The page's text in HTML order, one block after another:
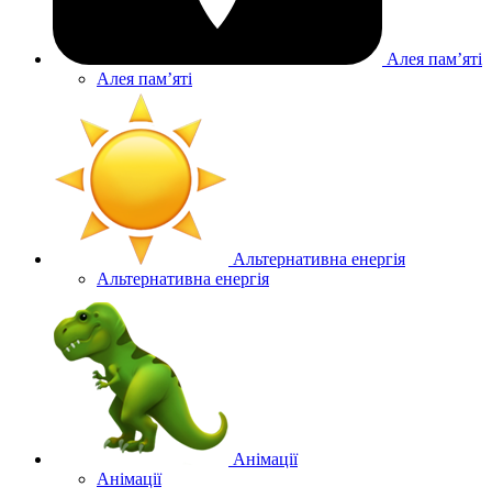
Алея памʼяті
Алея памʼяті
Альтернативна енергія
Альтернативна енергія
Анімації
Анімації